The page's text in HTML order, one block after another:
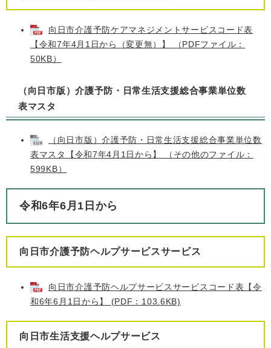
向日市介護予防ケアマネジメントサービスコード表
【令和7年4月1日から（変更無）】 （PDFファイル：
50KB）
（向日市版）介護予防・日常生活支援総合事業単位数
表マスタ
（向日市版）介護予防・日常生活支援総合事業単位数
表マスタ【令和7年4月1日から】 （その他のファイル：
599KB）
令和6年6月1日から
向日市介護予防ヘルプサービスサービス
向日市介護予防ヘルプサービスサービスコード表【令
和6年6月1日から】 (PDF：103.6KB)
向日市生活支援ヘルプサービス